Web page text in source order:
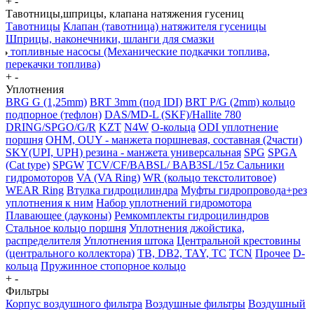
Тавотницы,шприцы, клапана натяжения гусениц
Тавотницы Клапан (тавотница) натяжителя гусеницы
Шприцы, наконечники, шланги для смазки
топливные насосы (Механические подкачки топлива,
перекачки топлива)
+ -
Уплотнения
BRG G (1,25mm) BRT 3mm (под IDI) BRT P/G (2mm) кольцо
подпорное (тефлон) DAS/MD-L (SKF)/Hallite 780
DRING/SPGO/G/R KZT N4W O-кольца ODI уплотнение
поршня OHM, OUY - манжета поршневая, составная (2части)
SKY(UPI, UPH) резина - манжета универсальная SPG SPGA
(Cat type) SPGW TCV/CF/BABSL/ BAB3SL/15z Сальники
гидромоторов VA (VA Ring) WR (кольцо текстолитовое)
WEAR Ring Втулка гидроцилиндра Муфты гидропровода+рез
уплотнения к ним Набор уплотнений гидромотора
Плавающее (дауконы) Ремкомплекты гидроцилиндров
Стальное кольцо поршня Уплотнения джойстика,
распределителя Уплотнения штока Центральной крестовины
(центрального коллектора) TB, DB2, TAY, TC TCN Прочее D-
кольца Пружинное стопорное кольцо
+ -
Фильтры
Корпус воздушного фильтра Воздушные фильтры Воздушный